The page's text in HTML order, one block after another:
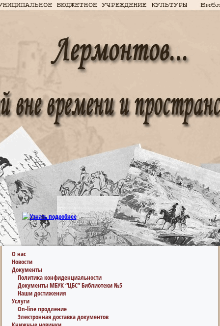
О нас
Новости
Документы
Политика конфиденциальности
Документы МБУК “ЦБС” Библиотеки №5
Наши достижения
Услуги
On-line продление
Электронная доставка документов